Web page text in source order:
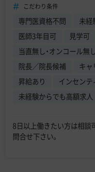
こだわり条件
専門医資格不問 未経
医師3年目可
見学可
当直無し・オンコール無
院長／院長候補
キ
昇給あり
インセンテ
未経験からでも高額求人
8日以上働きたい方は相談
問合せ下さい。